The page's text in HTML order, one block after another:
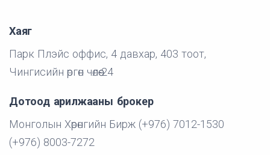
Хаяг
Парк Плэйс оффис, 4 давхар, 403 тоот,
Чингисийн өргөн чөлөө-24
Дотоод арилжааны брокер
Монголын Хөрөнгийн Бирж (+976) 7012-1530
(+976) 8003-7272